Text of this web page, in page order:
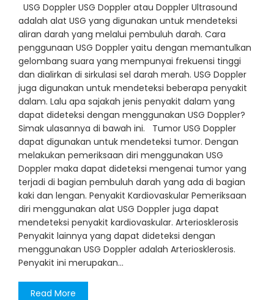
USG Doppler USG Doppler atau Doppler Ultrasound
adalah alat USG yang digunakan untuk mendeteksi
aliran darah yang melalui pembuluh darah. Cara
penggunaan USG Doppler yaitu dengan memantulkan
gelombang suara yang mempunyai frekuensi tinggi
dan dialirkan di sirkulasi sel darah merah. USG Doppler
juga digunakan untuk mendeteksi beberapa penyakit
dalam. Lalu apa sajakah jenis penyakit dalam yang
dapat dideteksi dengan menggunakan USG Doppler?
Simak ulasannya di bawah ini. Tumor USG Doppler
dapat digunakan untuk mendeteksi tumor. Dengan
melakukan pemeriksaan diri menggunakan USG
Doppler maka dapat dideteksi mengenai tumor yang
terjadi di bagian pembuluh darah yang ada di bagian
kaki dan lengan. Penyakit Kardiovaskular Pemeriksaan
diri menggunakan alat USG Doppler juga dapat
mendeteksi penyakit kardiovaskular. Arteriosklerosis
Penyakit lainnya yang dapat dideteksi dengan
menggunakan USG Doppler adalah Arteriosklerosis.
Penyakit ini merupakan…
Read More